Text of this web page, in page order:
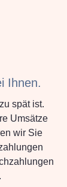
Ihnen.
spät ist.
Umsätze
wir Sie